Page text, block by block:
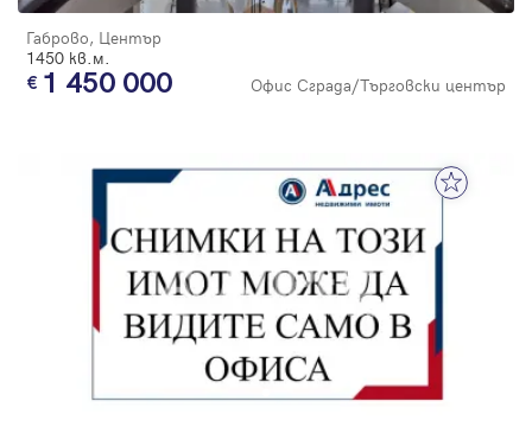
Габрово, Център
1450 кв.м.
1 450 000 Офис Сграда/Търговски център